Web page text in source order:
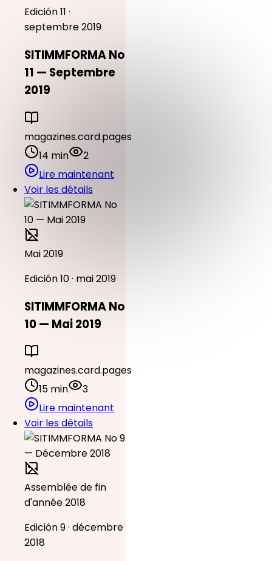
Edición 11 ·
septembre 2019
SITIMMFORMA No
11 — Septembre
2019
magazines.card.pages
14 min
2
Lire maintenant
Voir les détails
Mai 2019
Edición 10 · mai 2019
SITIMMFORMA No
10 — Mai 2019
magazines.card.pages
15 min
3
Lire maintenant
Voir les détails
Assemblée de fin
d'année 2018
Edición 9 · décembre
2018